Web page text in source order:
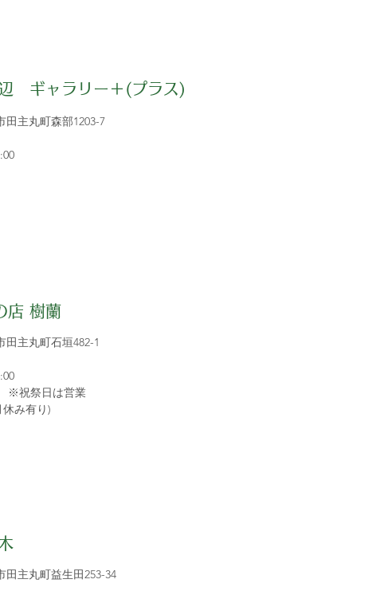
ギャラリー＋(プラス)
主丸町森部1203-7
店 樹蘭
主丸町石垣482-1
※祝祭日は営業
み有り)
主丸町益生田253-34